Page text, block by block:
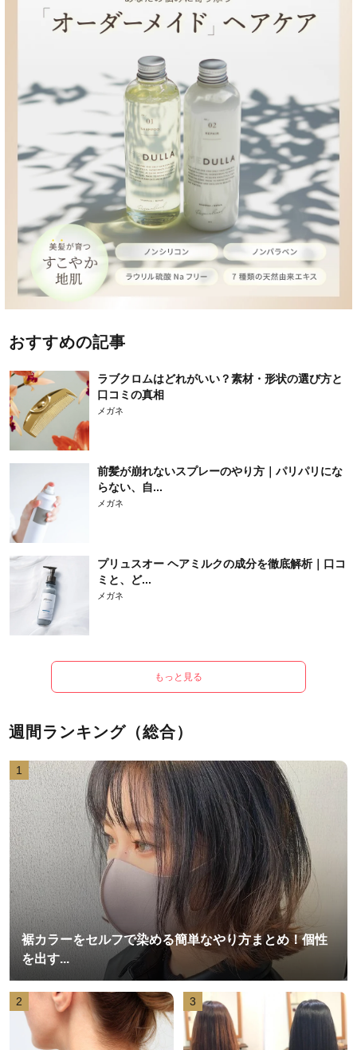
おすすめの記事
ラブクロムはどれがいい？素材・形状の選び方と
口コミの真相
メガネ
前髪が崩れないスプレーのやり方｜パリパリにな
らない、自...
メガネ
プリュスオー ヘアミルクの成分を徹底解析｜口コ
ミと、ど...
メガネ
もっと見る
週間ランキング（総合）
1
裾カラーをセルフで染める簡単なやり方まとめ！個性
を出す...
2 3